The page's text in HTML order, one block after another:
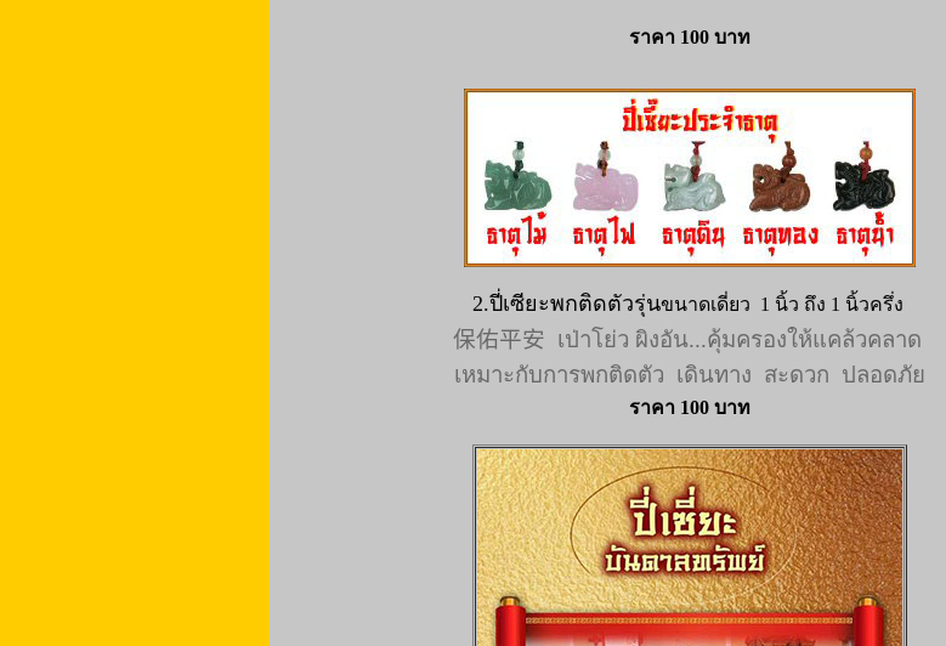
ราคา 100 บาท
2.ปี่เซียะพกติดตัวรุ่นขนาดเดี่ยว 1 นิ้ว ถึง 1 นิ้วครึ่ง
保佑平安 เป่าโย่ว ผิงอัน...คุ้มครองให้แคล้วคลาด
เหมาะกับการพกติดตัว เดินทาง สะดวก ปลอดภัย
ราคา 100 บาท